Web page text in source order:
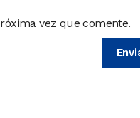
vez que comente.